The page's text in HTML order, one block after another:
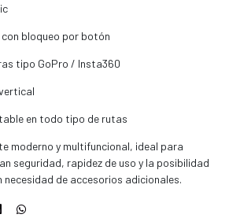
bloqueo por botón
tipo GoPro / Insta360
en todo tipo de rutas
moderno y multifuncional, ideal para
seguridad, rapidez de uso y la posibilidad
necesidad de accesorios adicionales.